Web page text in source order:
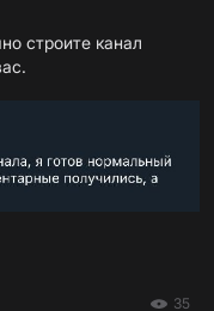
строите канал
35